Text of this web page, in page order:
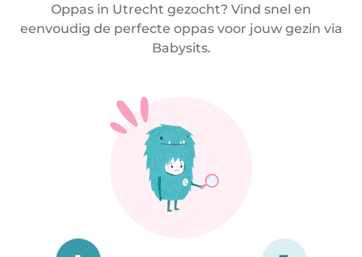
Oppas in Utrecht gezocht? Vind snel en
eenvoudig de perfecte oppas voor jouw gezin via
Babysits.